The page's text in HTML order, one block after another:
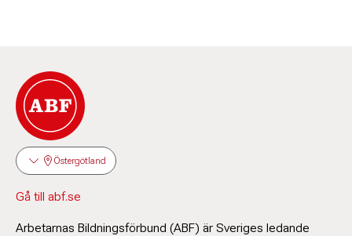
Östergötland
Gå till abf.se
Arbetarnas Bildningsförbund (ABF) är Sveriges ledande